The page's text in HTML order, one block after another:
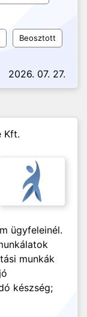
Beosztott
2026. 07. 27.
Kft.
ügyfeleinél.
munkák
készség;